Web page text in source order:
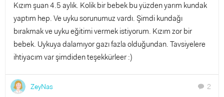
Kızım şuan 4.5 aylık. Kolik bir bebek bu yüzden yarım kundak
yaptım hep. Ve uyku sorunumuz vardı. Şimdi kundağı
bırakmak ve uyku eğitimi vermek istiyorum. Kızım zor bir
bebek. Uykuya dalamıyor gazı fazla olduğundan. Tavsiyelere
ihtiyacım var şimdiden teşekkürleer :)
ZeyNas chat 2